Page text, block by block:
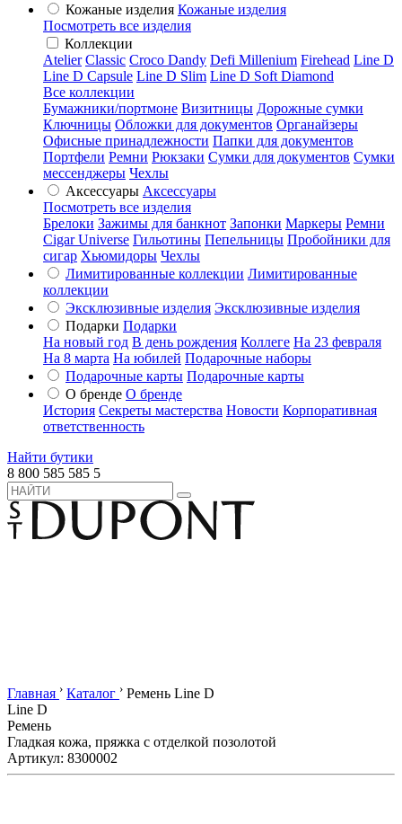
Кожаные изделия Кожаные изделия
Посмотреть все изделия
Коллекции
Atelier Classic Croco Dandy Defi Millenium Firehead Line D
Line D Capsule Line D Slim Line D Soft Diamond
Все коллекции
Бумажники/портмоне Визитницы Дорожные сумки
Ключницы Обложки для документов Органайзеры
Офисные принадлежности Папки для документов
Портфели Ремни Рюкзаки Сумки для документов Сумки
мессенджеры Чехлы
Аксессуары Аксессуары
Посмотреть все изделия
Брелоки Зажимы для банкнот Запонки Маркеры Ремни
Cigar Universe Гильотины Пепельницы Пробойники для
сигар Хьюмидоры Чехлы
Лимитированные коллекции Лимитированные
коллекции
Эксклюзивные изделия Эксклюзивные изделия
Подарки Подарки
На новый год В день рождения Коллеге На 23 февраля
На 8 марта На юбилей Подарочные наборы
Подарочные карты Подарочные карты
О бренде О бренде
История Секреты мастерства Новости Корпоративная
ответственность
Найти бутики
8 800 585 585 5
Главная › Каталог › Ремень Line D
Line D
Ремень
Гладкая кожа, пряжка с отделкой позолотой
Артикул: 8300002